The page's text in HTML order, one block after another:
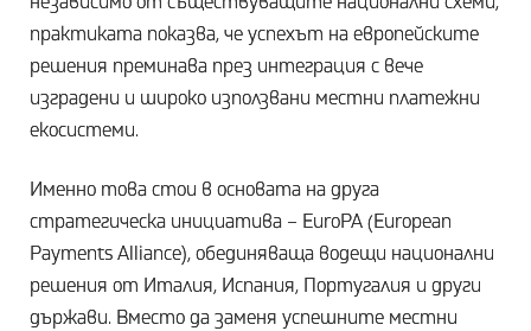
практиката показва, че успехът на европейските
решения преминава през интеграция с вече
изградени и широко използвани местни платежни
екосистеми.
Именно това стои в основата на друга
стратегическа инициатива – EuroPA (European
Payments Alliance), обединяваща водещи национални
решения от Италия, Испания, Португалия и други
държави. Вместо да заменя успешните местни